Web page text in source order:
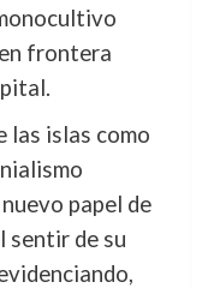
frontera
islas como
papel de
sentir de su